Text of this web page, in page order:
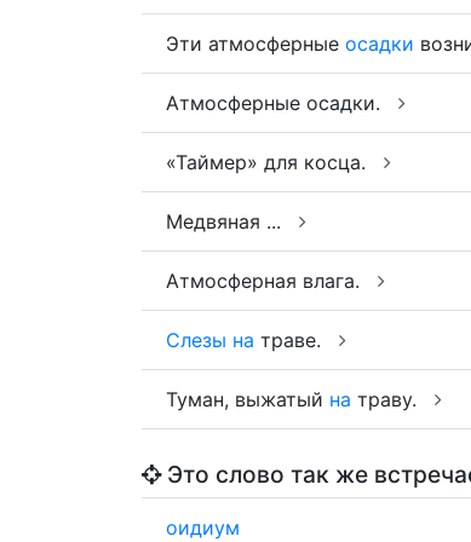
Эти атмосферные осадки
Атмосферные осадки.
«Таймер» для косца.
Медвяная ...
Атмосферная влага.
Слезы на траве.
Туман, выжатый на траву.
Это слово так же
оидиум